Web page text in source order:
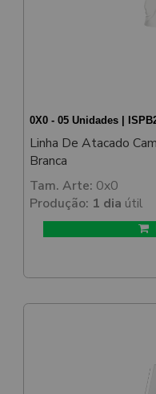
0X0 - 05 Unidades |
Linha De Atacado
Branca
Tam. Arte: 0x0
Produção: 1 dia útil